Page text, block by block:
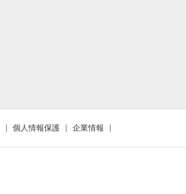
個人情報保護 企業情報